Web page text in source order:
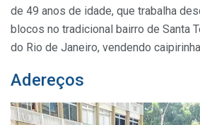
de 49 anos de idade, que trabalha
blocos no tradicional bairro de Santa
do Rio de Janeiro, vendendo
Adereços